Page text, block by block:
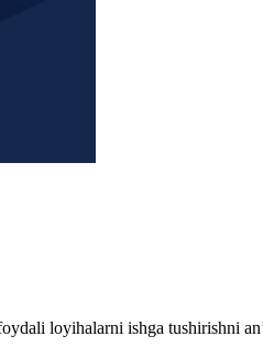
loyihalarni ishga tushirishni